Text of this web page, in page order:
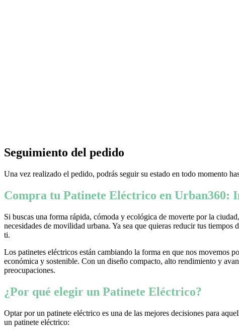
Seguimiento del pedido
Una vez realizado el pedido, podrás seguir su estado en todo momento
Compra tu Patinete Eléctrico en Urban360:
Si buscas una forma rápida, cómoda y ecológica de moverte por la
necesidades de movilidad urbana. Ya sea que quieras reducir tus
ti.
Los patinetes eléctricos están cambiando la forma en que nos movemos
económica y sostenible. Con un diseño compacto, alto rendimiento y
preocupaciones.
¿Por qué elegir un Patinete Eléctrico?
Optar por un patinete eléctrico es una de las mejores decisiones para
un patinete eléctrico: